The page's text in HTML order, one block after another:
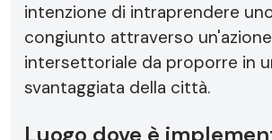
intenzione di intraprendere
congiunto attraverso un'azione
intersettoriale da proporre in
svantaggiata della città.
Luogo dove è